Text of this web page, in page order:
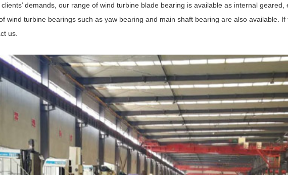
demands, our range of wind turbine blade bearing is available as internal
wind turbine bearings such as yaw bearing and main shaft bearing are also available.
us.